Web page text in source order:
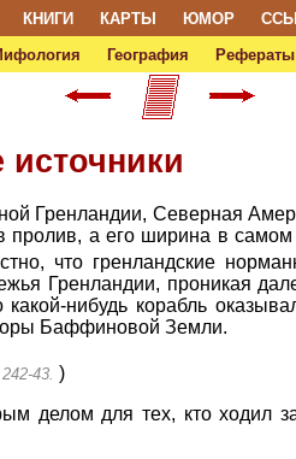
КНИГИ КАРТЫ ЮМОР
География Рефераты
Гренландии, Северная
пролив, а его ширина в
что гренландские
Гренландии, проникая
нибудь корабль
Баффиновой Земли.
43. )
делом для тех, кто ходил